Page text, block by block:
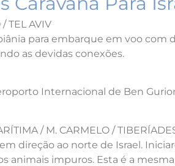
/ TEL AVIV
para embarque em voo
as devidas conexões.
Internacional de Ben
/ M. CARMELO /
direção ao norte de Israel.
animais impuros. Esta é a